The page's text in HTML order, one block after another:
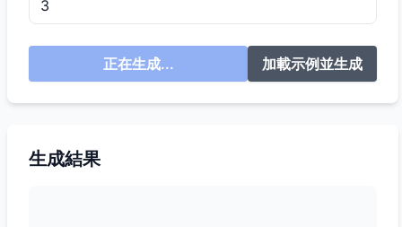
正在生成... 加載示例並生成
生成結果